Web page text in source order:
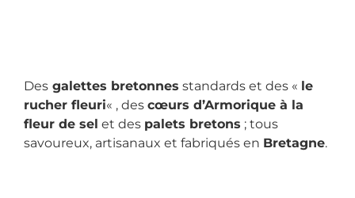
Des galettes bretonnes standards et des « le
rucher fleuri« , des cœurs d’Armorique à la
fleur de sel et des palets bretons ; tous
savoureux, artisanaux et fabriqués en Bretagne.